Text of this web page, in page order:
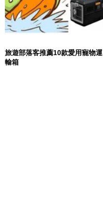
旅遊部落客推薦10款愛用寵物運
輸箱